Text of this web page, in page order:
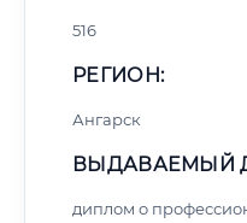
516
РЕГИОН:
Ангарск
ВЫДАВАЕМЫЙ
диплом о